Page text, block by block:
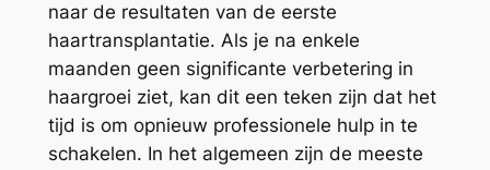
naar de resultaten van de eerste
haartransplantatie. Als je na enkele
maanden geen significante verbetering in
haargroei ziet, kan dit een teken zijn dat het
tijd is om opnieuw professionele hulp in te
schakelen. In het algemeen zijn de meeste